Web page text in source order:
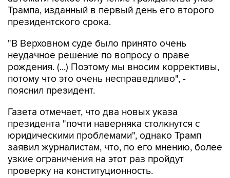
Трампа, изданный в первый день его второго
президентского срока.
"В Верховном суде было принято очень
неудачное решение по вопросу о праве
рождения. (...) Поэтому мы вносим коррективы,
потому что это очень несправедливо", -
пояснил президент.
Газета отмечает, что два новых указа
президента "почти наверняка столкнутся с
юридическими проблемами", однако Трамп
заявил журналистам, что, по его мнению, более
узкие ограничения на этот раз пройдут
проверку на конституционность.